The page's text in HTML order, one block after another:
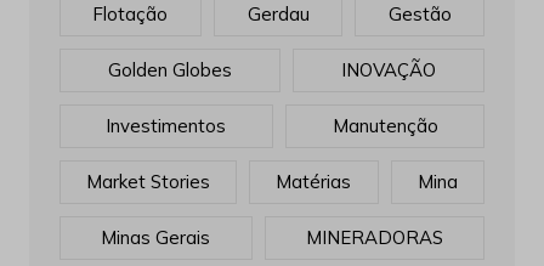
Flotação Gerdau Gestão
Golden Globes INOVAÇÃO
Investimentos Manutenção
Market Stories Matérias Mina
Minas Gerais MINERADORAS